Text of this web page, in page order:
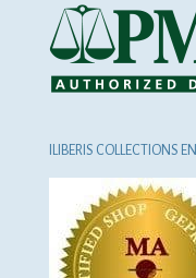
ILIBERIS COLLECTIONS